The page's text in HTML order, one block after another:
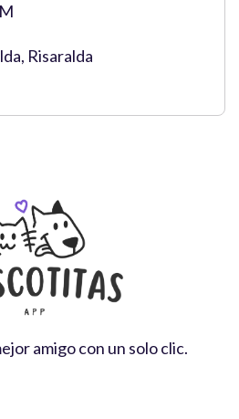
Risaralda
amigo con un solo clic.